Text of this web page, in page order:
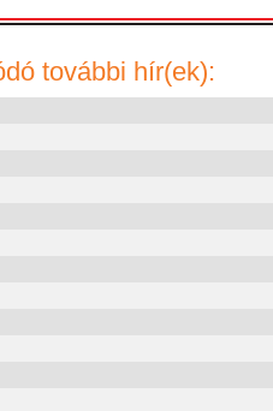
további hír(ek):